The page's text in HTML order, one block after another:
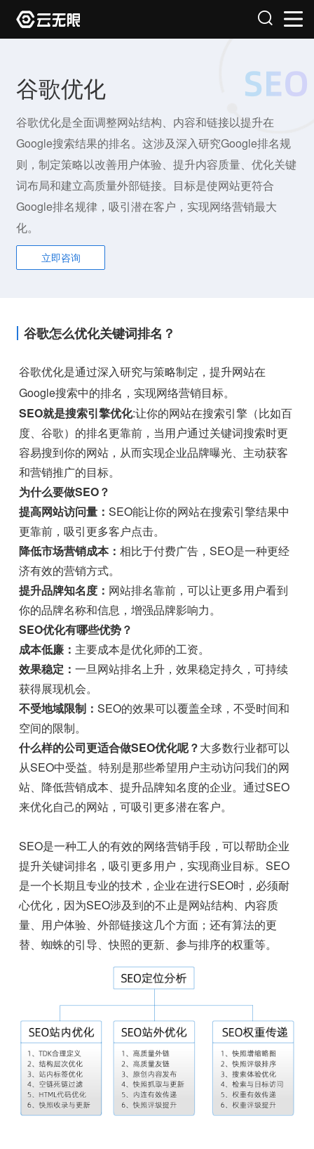
谷歌优化
谷歌优化是全面调整网站结构、内容和链接以提升在
Google搜索结果的排名。这涉及深入研究Google排名规
则，制定策略以改善用户体验、提升内容质量、优化关键
词布局和建立高质量外部链接。目标是使网站更符合
Google排名规律，吸引潜在客户，实现网络营销最大
化。
立即咨询
谷歌怎么优化关键词排名？
谷歌优化是通过深入研究与策略制定，提升网站在
Google搜索中的排名，实现网络营销目标。
SEO就是搜索引擎优化:让你的网站在搜索引擎（比如百
度、谷歌）的排名更靠前，当用户通过关键词搜索时更
容易搜到你的网站，从而实现企业品牌曝光、主动获客
和营销推广的目标。
为什么要做SEO？
提高网站访问量：SEO能让你的网站在搜索引擎结果中
更靠前，吸引更多客户点击。
降低市场营销成本：相比于付费广告，SEO是一种更经
济有效的营销方式。
提升品牌知名度： 网站排名靠前，可以让更多用户看到
你的品牌名称和信息，增强品牌影响力。
SEO优化有哪些优势？
成本低廉： 主要成本是优化师的工资。
效果稳定：一旦网站排名上升，效果稳定持久，可持续
获得展现机会。
不受地域限制：SEO的效果可以覆盖全球，不受时间和
空间的限制。
什么样的公司更适合做SEO优化呢？大多数行业都可以
从SEO中受益。特别是那些希望用户主动访问我们的网
站、降低营销成本、提升品牌知名度的企业。通过SEO
来优化自己的网站，可吸引更多潜在客户。
SEO是一种工人的有效的网络营销手段，可以帮助企业
提升关键词排名，吸引更多用户，实现商业目标。SEO
是一个长期且专业的技术，企业在进行SEO时，必须耐
心优化，因为SEO涉及到的不止是网站结构、内容质
量、用户体验、外部链接这几个方面；还有算法的更
替、蜘蛛的引导、快照的更新、参与排序的权重等。